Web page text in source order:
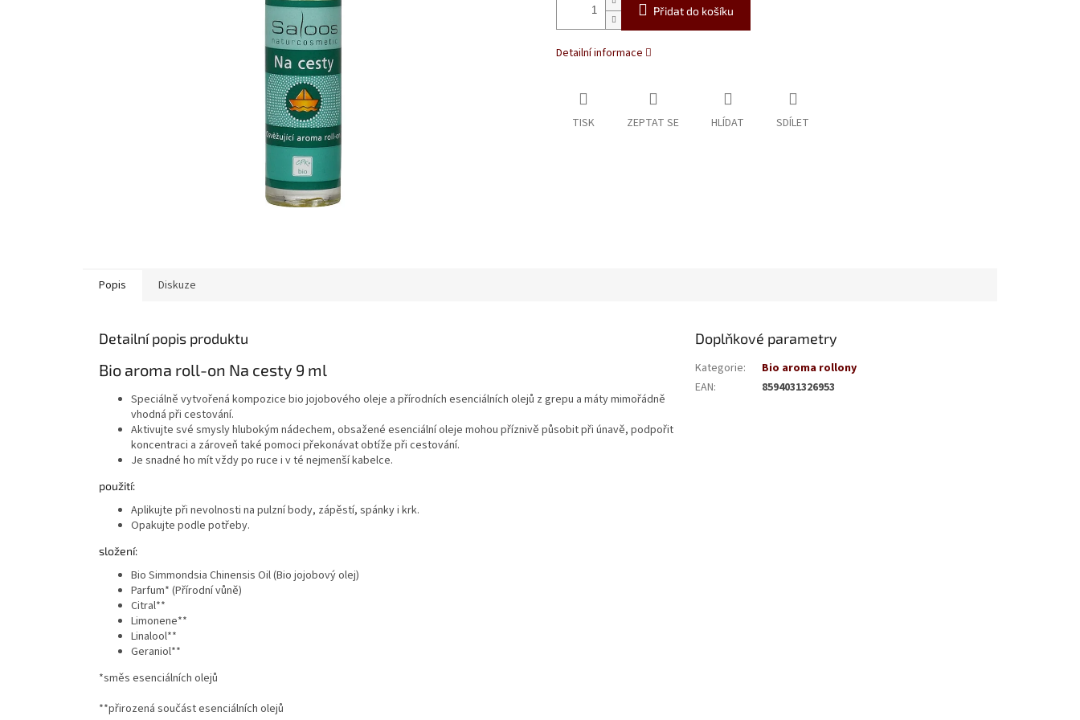
Přidat do košíku
Detailní informace
TISK ZEPTAT SE HLÍDAT SDÍLET
Popis Diskuze
Detailní popis produktu
Bio aroma roll-on Na cesty 9 ml
Speciálně vytvořená kompozice bio jojobového oleje a přírodních esenciálních olejů z grepu a máty mimořádně
vhodná při cestování.
Aktivujte své smysly hlubokým nádechem, obsažené esenciální oleje mohou příznivě působit při únavě, podpořit
koncentraci a zároveň také pomoci překonávat obtíže při cestování.
Je snadné ho mít vždy po ruce i v té nejmenší kabelce.
použití:
Aplikujte při nevolnosti na pulzní body, zápěstí, spánky i krk.
Opakujte podle potřeby.
složení:
Bio Simmondsia Chinensis Oil (Bio jojobový olej)
Parfum* (Přírodní vůně)
Citral**
Limonene**
Linalool**
Geraniol**
*směs esenciálních olejů
**přirozená součást esenciálních olejů
Doplňkové parametry
Kategorie:
Bio aroma rollony
EAN: 8594031326953